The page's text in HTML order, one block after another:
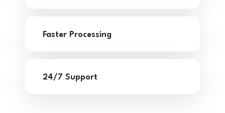
Faster Processing
24/7 Support